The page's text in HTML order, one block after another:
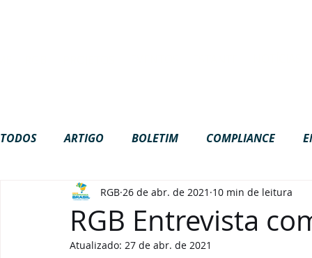
TODOS ARTIGO BOLETIM COMPLIANCE
GOVERNANÇA INTERNACIONAL LGPD
PODCAST VÍDEOS
RGB Entrevista
RGB 26 de abr. de 2021 10 min de leitura
Atualizado: 27 de abr. de 2021